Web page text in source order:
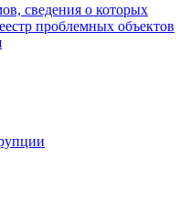
сведения о которых
проблемных объектов